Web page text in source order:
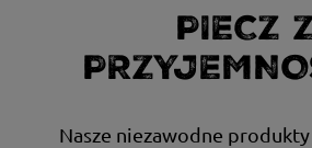
PIECZ
Nasze niezawodne